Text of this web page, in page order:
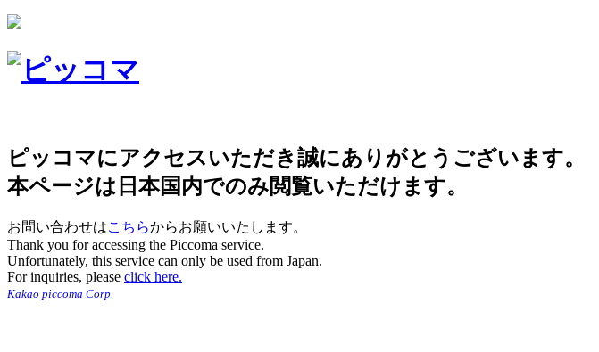
ピッコマにアクセスいただき誠にありがとうございます。
本ページは日本国内でのみ閲覧いただけます。
お問い合わせはこちらからお願いいたします。
Thank you for accessing the Piccoma service.
Unfortunately, this service can only be used from Japan.
For inquiries, please click here.
Kakao piccoma Corp.